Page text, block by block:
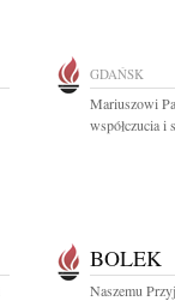
GDAŃSK
Mariuszowi
współczucia i
BOLEK
Naszemu